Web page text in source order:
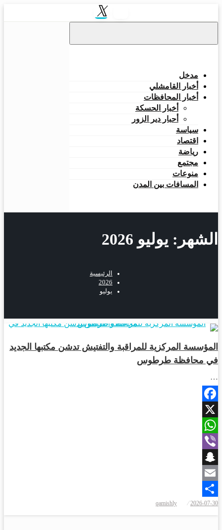
مدخل
أخبار القامشلي
أخبار المحافظات
أخبار الحسكة
أحبار دير الزور
سياسة
اقتصاد
رياضة
مجتمع
منوعات
المسافات بين المدن
الشهر: يوليو 2026
الرئيسية
2026
يوليو
أخبار المحافظات
المؤسسة المركزية للمراقبة والتفتيش تدشن مكتبها الجديد
في محافظة طرطوس
…
Facebook
X
WhatsApp
Viber
Snapchat
Email
Share
2026-07-30
qamishly